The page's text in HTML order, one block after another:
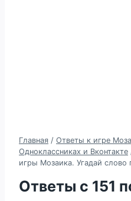
Главная / Ответы к игре
Одноклассниках и Вконтакте
игры Мозаика. Угадай слово
Ответы с 151